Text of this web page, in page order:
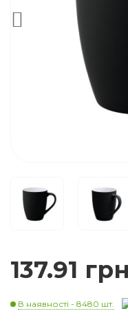
137.91
В наявності - 8480 шт.